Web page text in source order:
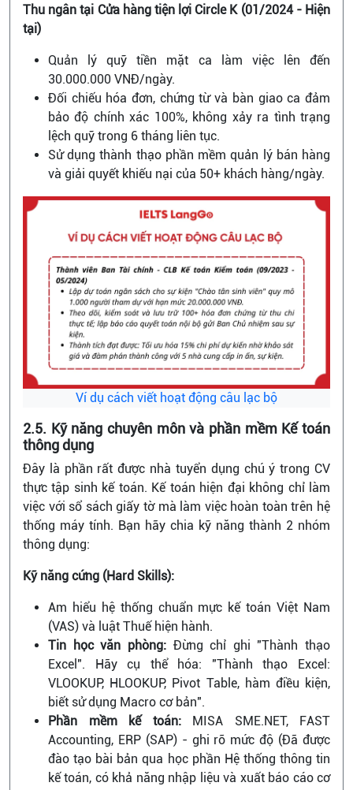
Thu ngân tại Cửa hàng tiện lợi Circle K (01/2024 - Hiện
tại)
Quản lý quỹ tiền mặt ca làm việc lên đến
30.000.000 VNĐ/ngày.
Đối chiếu hóa đơn, chứng từ và bàn giao ca đảm
bảo độ chính xác 100%, không xảy ra tình trạng
lệch quỹ trong 6 tháng liên tục.
Sử dụng thành thạo phần mềm quản lý bán hàng
và giải quyết khiếu nại của 50+ khách hàng/ngày.
Ví dụ cách viết hoạt động câu lạc bộ
2.5. Kỹ năng chuyên môn và phần mềm Kế toán
thông dụng
Đây là phần rất được nhà tuyển dụng chú ý trong CV
thực tập sinh kế toán. Kế toán hiện đại không chỉ làm
việc với sổ sách giấy tờ mà làm việc hoàn toàn trên hệ
thống máy tính. Bạn hãy chia kỹ năng thành 2 nhóm
thông dụng:
Kỹ năng cứng (Hard Skills):
Am hiểu hệ thống chuẩn mực kế toán Việt Nam
(VAS) và luật Thuế hiện hành.
Tin học văn phòng:Đừng chỉ ghi "Thành thạo
Excel". Hãy cụ thể hóa: "Thành thạo Excel:
VLOOKUP, HLOOKUP, Pivot Table, hàm điều kiện,
biết sử dụng Macro cơ bản".
Phần mềm kế toán:MISA SME.NET, FAST
Accounting, ERP (SAP) - ghi rõ mức độ (Đã được
đào tạo bài bản qua học phần Hệ thống thông tin
kế toán, có khả năng nhập liệu và xuất báo cáo cơ